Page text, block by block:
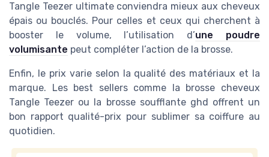
Tangle Teezer ultimate conviendra mieux aux cheveux
épais ou bouclés. Pour celles et ceux qui cherchent à
booster le volume, l’utilisation d’une poudre
volumisante peut compléter l’action de la brosse.
Enfin, le prix varie selon la qualité des matériaux et la
marque. Les best sellers comme la brosse cheveux
Tangle Teezer ou la brosse soufflante ghd offrent un
bon rapport qualité-prix pour sublimer sa coiffure au
quotidien.